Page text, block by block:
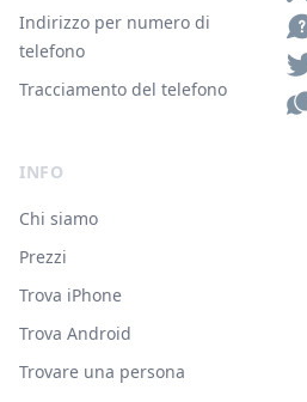
Indirizzo per numero di
telefono
Tracciamento del telefono
INFO
Chi siamo
Prezzi
Trova iPhone
Trova Android
Trovare una persona